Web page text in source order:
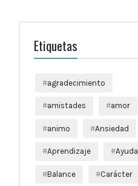
Etiquetas
agradecimiento
amistades amor
animo Ansiedad
Aprendizaje Ayuda
Balance Carácter